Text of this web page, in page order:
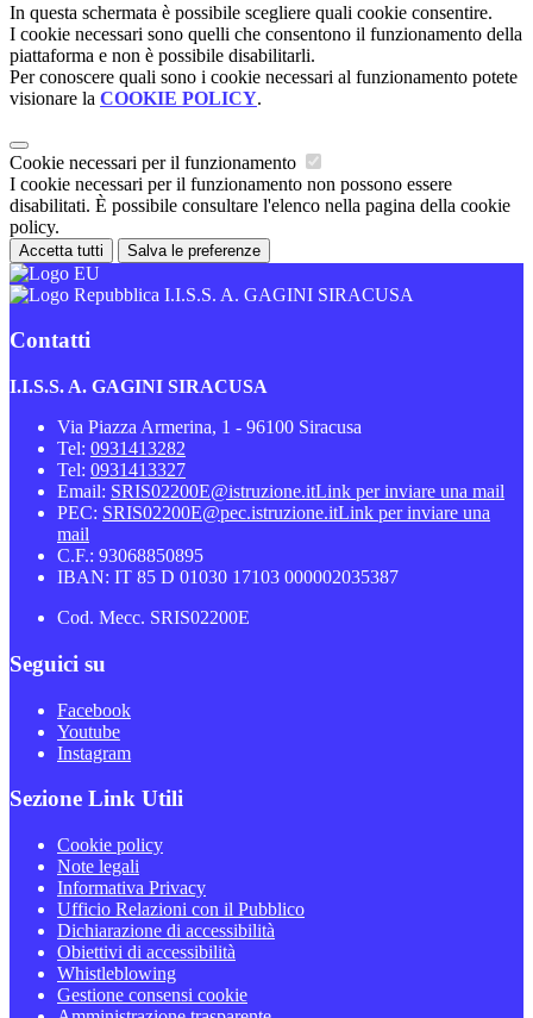
In questa schermata è possibile scegliere quali cookie consentire.
I cookie necessari sono quelli che consentono il funzionamento della
piattaforma e non è possibile disabilitarli.
Per conoscere quali sono i cookie necessari al funzionamento potete
visionare la COOKIE POLICY.
Cookie necessari per il funzionamento
I cookie necessari per il funzionamento non possono essere
disabilitati. È possibile consultare l'elenco nella pagina della cookie
policy.
Accetta tutti Salva le preferenze
I.I.S.S. A. GAGINI SIRACUSA
Contatti
I.I.S.S. A. GAGINI SIRACUSA
Via Piazza Armerina, 1 - 96100 Siracusa
Tel: 0931413282
Tel: 0931413327
Email: SRIS02200E@istruzione.itLink per inviare una mail
PEC: SRIS02200E@pec.istruzione.itLink per inviare una
mail
C.F.: 93068850895
IBAN: IT 85 D 01030 17103 000002035387
Cod. Mecc. SRIS02200E
Seguici su
Facebook
Youtube
Instagram
Sezione Link Utili
Cookie policy
Note legali
Informativa Privacy
Ufficio Relazioni con il Pubblico
Dichiarazione di accessibilità
Obiettivi di accessibilità
Whistleblowing
Gestione consensi cookie